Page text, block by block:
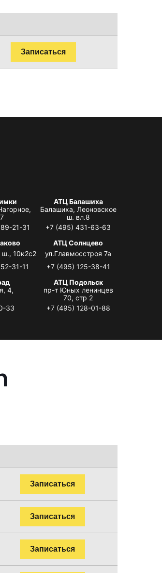
Записаться
21-31
АТЦ Балашиха
Балашиха, Леоновское
ш. вл.8
+7 (495) 431-63-63
10к2с2
31-11
АТЦ Солнцево
ул.Главмосстроя 7а
+7 (495) 125-38-41
4,
33
АТЦ Подольск
пр-т Юных ленинцев
70, стр 2
+7 (495) 128-01-88
Записаться
Записаться
Записаться